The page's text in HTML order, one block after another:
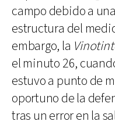
campo debido a
estructura del
embargo, la
el minuto 26,
estuvo a punto de
oportuno de la
tras un error en la